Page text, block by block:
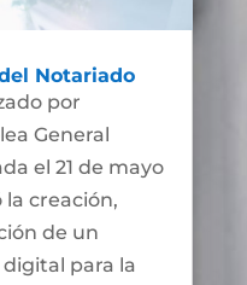
Notariado
por
General
el 21 de mayo
la creación,
de un
para la